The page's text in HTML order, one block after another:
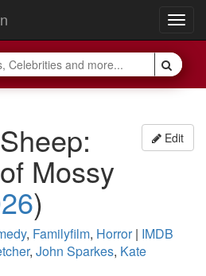
Edit
Mossy
)
, Familyfilm, Horror| IMDB
, John Sparkes, Kate